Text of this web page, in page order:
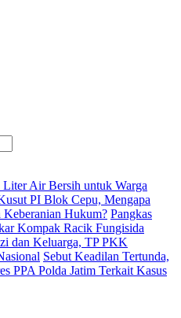
Air Bersih untuk Warga
PI Blok Cepu, Mengapa
Keberanian Hukum? Pangkas
Kompak Racik Fungisida
dan Keluarga, TP PKK
Sebut Keadilan Tertunda,
PPA Polda Jatim Terkait Kasus